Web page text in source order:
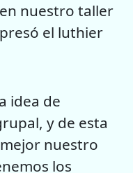
nuestro taller
el luthier
idea de
y de esta
nuestro
los